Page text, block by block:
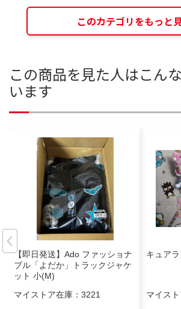
このカテゴリをもっと
この商品を見た人はこん
います
【即日発送】Ado ファッショナ
ブル「よだか」トラックジャケ
ット 小(M)
マイストア在庫： 3221
キュア
マイスト